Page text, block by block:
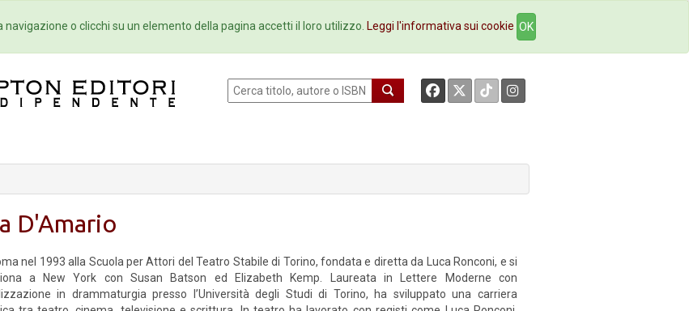
Eventi Collane Newsletter Ebookstore Contatti
D'Amario
nel 1993 alla Scuola per Attori del Teatro Stabile di Torino, fondata e diretta da Luca Ronconi, e si
a New York con Susan Batson ed Elizabeth Kemp. Laureata in Lettere Moderne con
in drammaturgia presso l’Università degli Studi di Torino, ha sviluppato una carriera
o clicchi su un elemento della pagina accetti il loro utilizzo. Leggi l'informativa sui cookie OK